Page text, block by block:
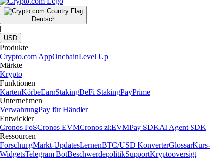
Deutsch
|
USD
Produkte
Crypto.com AppOnchainLevel Up
Märkte
Krypto
Funktionen
KartenKörbeEarnStakingDeFi StakingPayPrime
Unternehmen
VerwahrungPay für Händler
Entwickler
Cronos PoSCronos EVMCronos zkEVMPay SDKAI Agent SDK
Ressourcen
ForschungMarkt-UpdatesLernenBTC/USD KonverterGlossarKurs-
WidgetsTelegram BotBeschwerdepolitikSupportKryptooversigt